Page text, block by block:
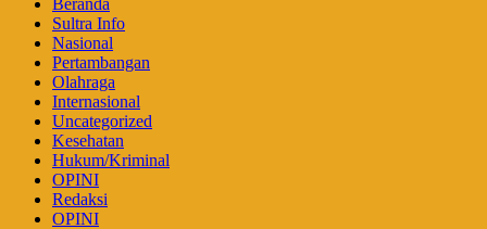
Beranda
Sultra Info
Nasional
Pertambangan
Olahraga
Internasional
Uncategorized
Kesehatan
Hukum/Kriminal
OPINI
Redaksi
OPINI